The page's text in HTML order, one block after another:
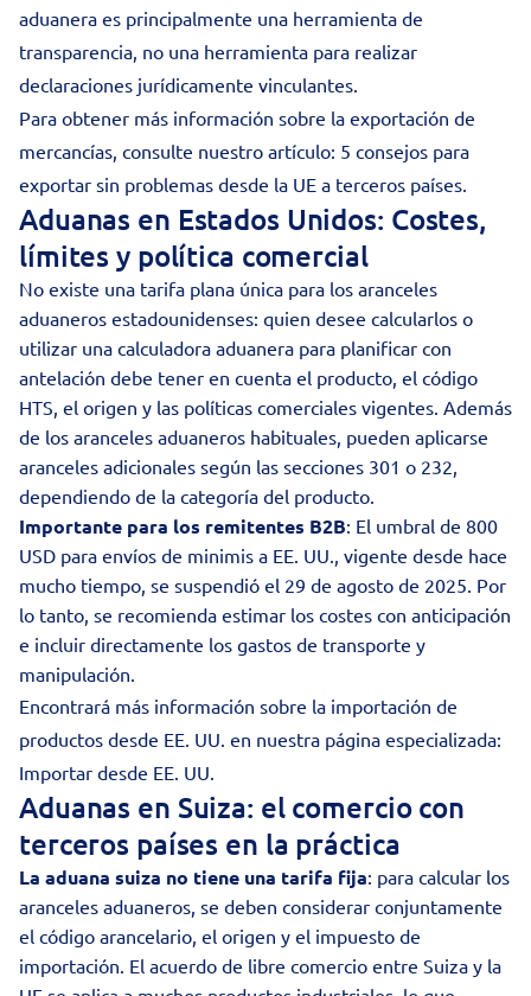
aduanera es principalmente una herramienta de
transparencia, no una herramienta para realizar
declaraciones jurídicamente vinculantes.
Para obtener más información sobre la exportación de
mercancías, consulte nuestro artículo: 5 consejos para
exportar sin problemas desde la UE a terceros países.
Aduanas en Estados Unidos: Costes,
límites y política comercial
No existe una tarifa plana única para los aranceles
aduaneros estadounidenses: quien desee calcularlos o
utilizar una calculadora aduanera para planificar con
antelación debe tener en cuenta el producto, el código
HTS, el origen y las políticas comerciales vigentes. Además
de los aranceles aduaneros habituales, pueden aplicarse
aranceles adicionales según las secciones 301 o 232,
dependiendo de la categoría del producto.
Importante para los remitentes B2B: El umbral de 800
USD para envíos de minimis a EE. UU., vigente desde hace
mucho tiempo, se suspendió el 29 de agosto de 2025. Por
lo tanto, se recomienda estimar los costes con anticipación
e incluir directamente los gastos de transporte y
manipulación.
Encontrará más información sobre la importación de
productos desde EE. UU. en nuestra página especializada:
Importar desde EE. UU.
Aduanas en Suiza: el comercio con
terceros países en la práctica
La aduana suiza no tiene una tarifa fija: para calcular los
aranceles aduaneros, se deben considerar conjuntamente
el código arancelario, el origen y el impuesto de
importación. El acuerdo de libre comercio entre Suiza y la